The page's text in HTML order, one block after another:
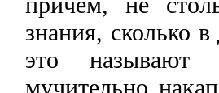
знания, сколько
это называют
мучительно